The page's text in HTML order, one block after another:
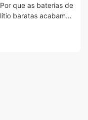
ideal
Por que as baterias de
lítio baratas acabam